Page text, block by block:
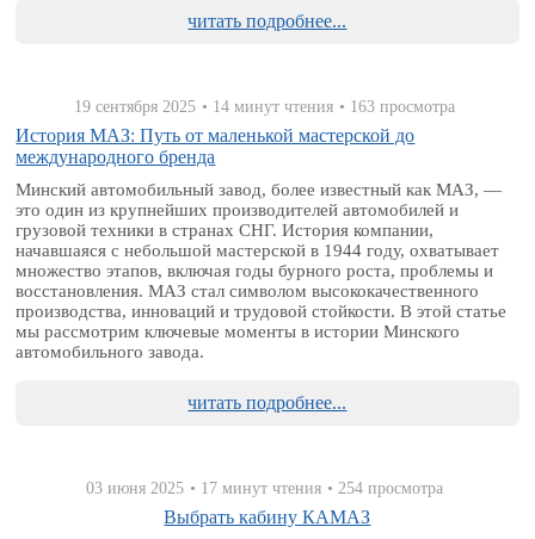
читать подробнее...
19 сентября 2025 • 14 минут чтения • 163 просмотра
История МАЗ: Путь от маленькой мастерской до
международного бренда
Минский автомобильный завод, более известный как МАЗ, —
это один из крупнейших производителей автомобилей и
грузовой техники в странах СНГ. История компании,
начавшаяся с небольшой мастерской в 1944 году, охватывает
множество этапов, включая годы бурного роста, проблемы и
восстановления. МАЗ стал символом высококачественного
производства, инноваций и трудовой стойкости. В этой статье
мы рассмотрим ключевые моменты в истории Минского
автомобильного завода.
читать подробнее...
03 июня 2025 • 17 минут чтения • 254 просмотра
Выбрать кабину КАМАЗ